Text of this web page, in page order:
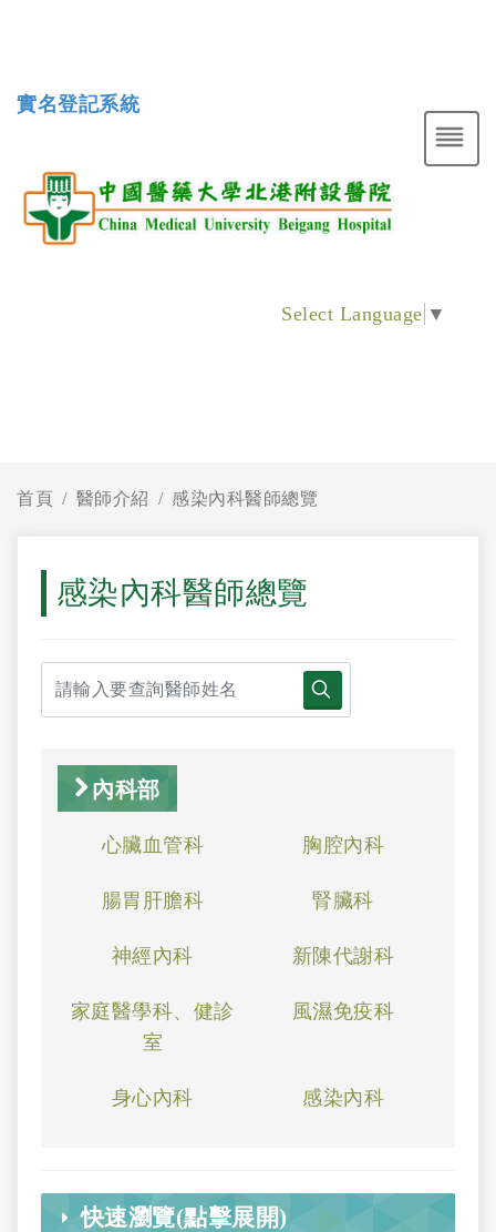
實名登記系統
Select Language ▼
首頁 醫師介紹 感染內科醫師總覽
感染內科醫師總覽
內科部
心臟血管科 胸腔內科
腸胃肝膽科 腎臟科
神經內科 新陳代謝科
家庭醫學科、健診
室
風濕免疫科
身心內科 感染內科
快速瀏覽(點擊展開)